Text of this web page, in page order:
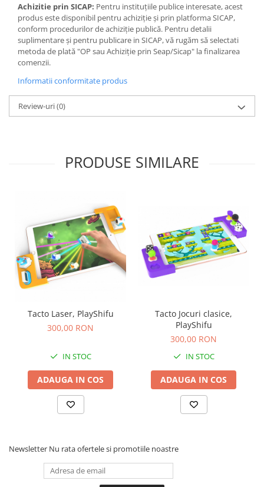
Jocuri de memorie
Jocuri cu litere
Jocuri cu numere
Jocuri interactive
Carti pentru copii 1 an
Carti pentru copii 4 ani
Carti pentru copii 5 ani
Carti pentru copii 6 ani
Carti pentru copii 8 ani
Carti de colorat
Cadouri copii
Cutii muzicale
Idei cadou fetite
Cadouri bebelusi
Cadouri ieftine pentru copii
Cadou copii 2 ani
Cadou copii 3 ani
AVERTISMENT: A se folosi sub directa supraveghere a unui adult.
Prezenta marginilor ascutite si functionale.
Pastrati ambalajul pentru referinte viitoare. Culorile si continutul
pot varia usor.
Achizitie prin SICAP: Pentru instituțiile publice interesate, acest
produs este disponibil pentru achiziție și prin platforma SICAP,
conform procedurilor de achiziție publică. Pentru detalii
suplimentare și pentru publicare in SICAP, vă rugăm să selectati
metoda de plată "OP sau Achiziție prin Seap/Sicap" la finalizarea
comenzii.
Informatii conformitate produs
Review-uri(0)
PRODUSE SIMILARE
Tacto Laser, PlayShifu
300,00 RON
IN STOC
ADAUGA IN COS
Tacto Jocuri clasice,
PlayShifu
300,00 RON
IN STOC
ADAUGA IN COS
Newsletter Nu rata ofertele si promotiile noastre